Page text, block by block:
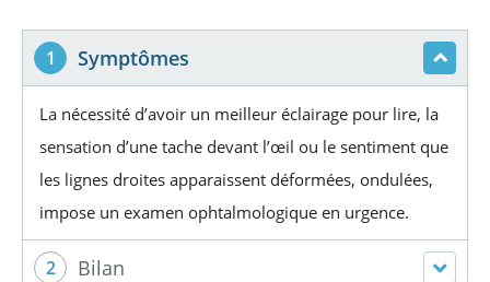
1 Symptômes
La nécessité d’avoir un meilleur éclairage pour lire, la
sensation d’une tache devant l’œil ou le sentiment que
les lignes droites apparaissent déformées, ondulées,
impose un examen ophtalmologique en urgence.
2 Bilan